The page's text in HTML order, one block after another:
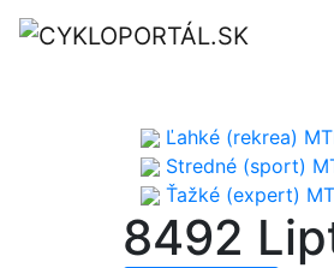
Ľahké (rekrea)
Stredné (sport)
Ťažké (expert)
8492